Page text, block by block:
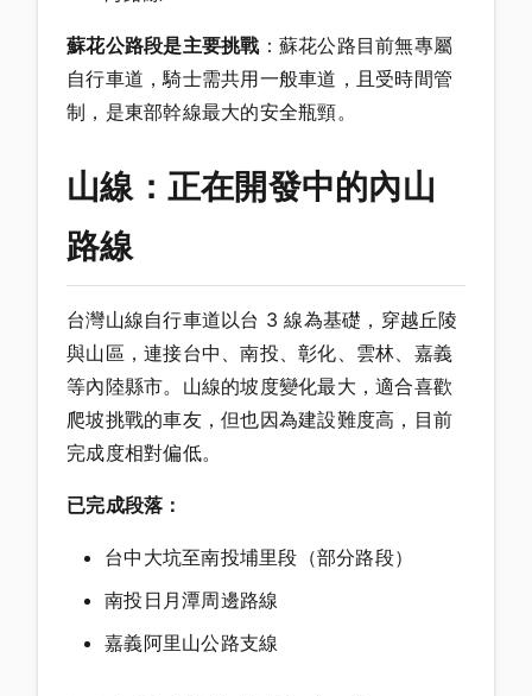
蘇花公路段是主要挑戰 ：蘇花公路目前無專屬
自行車道，騎士需共用一般車道，且受時間管
制，是東部幹線最大的安全瓶頸。
山線：正在開發中的內山
路線
台灣山線自行車道以台 3 線為基礎，穿越丘陵
與山區，連接台中、南投、彰化、雲林、嘉義
等內陸縣市。山線的坡度變化最大，適合喜歡
爬坡挑戰的車友，但也因為建設難度高，目前
完成度相對偏低。
已完成段落：
台中大坑至南投埔里段（部分路段）
南投日月潭周邊路線
嘉義阿里山公路支線